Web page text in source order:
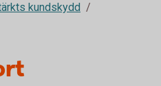
kundskydd